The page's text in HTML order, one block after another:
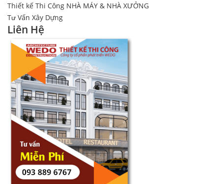
Thiết kế Thi Công NHÀ MÁY & NHÀ XƯỞNG
Tư Vấn Xây Dựng
Liên Hệ